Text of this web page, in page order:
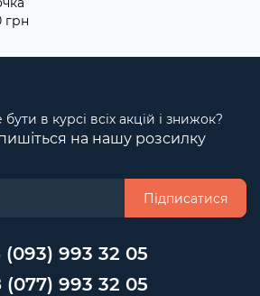
грн
бути в курсі всіх акцій і знижок?
на нашу розсилку
Підписатися
(093) 993 32 05
(077) 993 32 05